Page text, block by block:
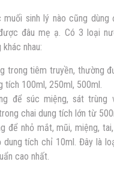
muối sinh lý nào cũng
đâu mẹ ạ. Có 3 loại
nhau:
trong tiêm truyền, thường
tích 100ml, 250ml, 500ml.
để súc miệng, sát trùng
chai dung tích lớn từ
để nhỏ mắt, mũi, miệng,
dung tích chỉ 10ml. Đây là
cao nhất.